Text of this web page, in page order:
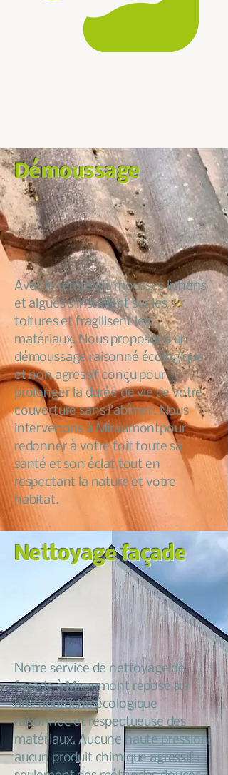
Démoussage
Avec le temps les mousses lichens
et algues s’installent sur les
toitures et fragilisent les
matériaux. Nous proposons un
démoussage raisonné écologique
et non agressif conçu pour
prolonger la durée de vie de votre
couverture sans l’abîmer. Nous
intervenons à Miraumontpour
redonner à votre toit toute sa
santé et son éclat tout en
respectant la nature et votre
habitat.
Nettoyage façade
Notre service de nettoyage de
façade à Miraumont repose sur
une approche écologique
raisonnée et respectueuse des
matériaux. Aucune haute pression
aucun produit chimique agressif :